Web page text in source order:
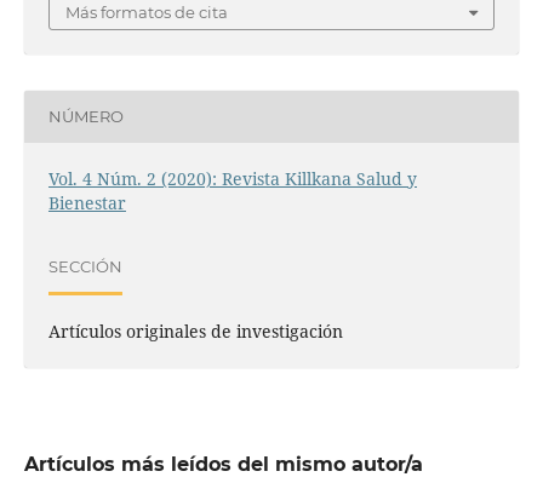
Más formatos de cita
NÚMERO
Vol. 4 Núm. 2 (2020): Revista Killkana Salud y
Bienestar
SECCIÓN
Artículos originales de investigación
Artículos más leídos del mismo autor/a